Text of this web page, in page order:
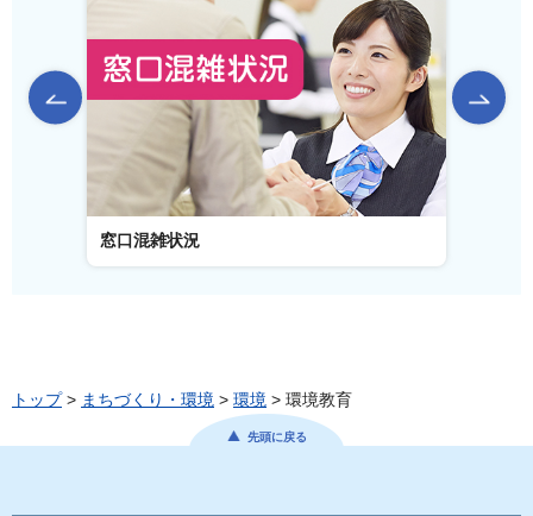
前のスライドを表示
窓口混雑状況
トップ> まちづくり・環境 > 環境 > 環境教育
先頭に戻る